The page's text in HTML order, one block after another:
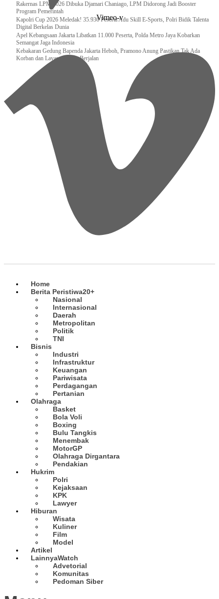
Rakernas LPM 2026 Dibuka Djamari Chaniago, LPM Didorong Jadi Booster
Program Pemerintah
Kapolri Cup 2026 Meledak! 35.936 Peserta Adu Skill E-Sports, Polri Bidik Talenta
Digital Berkelas Dunia
Apel Kebangsaan Jakarta Libatkan 11.000 Peserta, Polda Metro Jaya Kobarkan
Semangat Jaga Indonesia
Kebakaran Gedung Bapenda Jakarta Heboh, Pramono Anung Pastikan Tak Ada
Korban dan Layanan Tetap Berjalan
Vimeo-v
Home
Berita Peristiwa20+
Nasional
Internasional
Daerah
Metropolitan
Politik
TNI
Bisnis
Industri
Infrastruktur
Keuangan
Pariwisata
Perdagangan
Pertanian
Olahraga
Basket
Bola Voli
Boxing
Bulu Tangkis
Menembak
MotorGP
Olahraga Dirgantara
Pendakian
Hukrim
Polri
Kejaksaan
KPK
Lawyer
Hiburan
Wisata
Kuliner
Film
Model
Artikel
LainnyaWatch
Advetorial
Komunitas
Pedoman Siber